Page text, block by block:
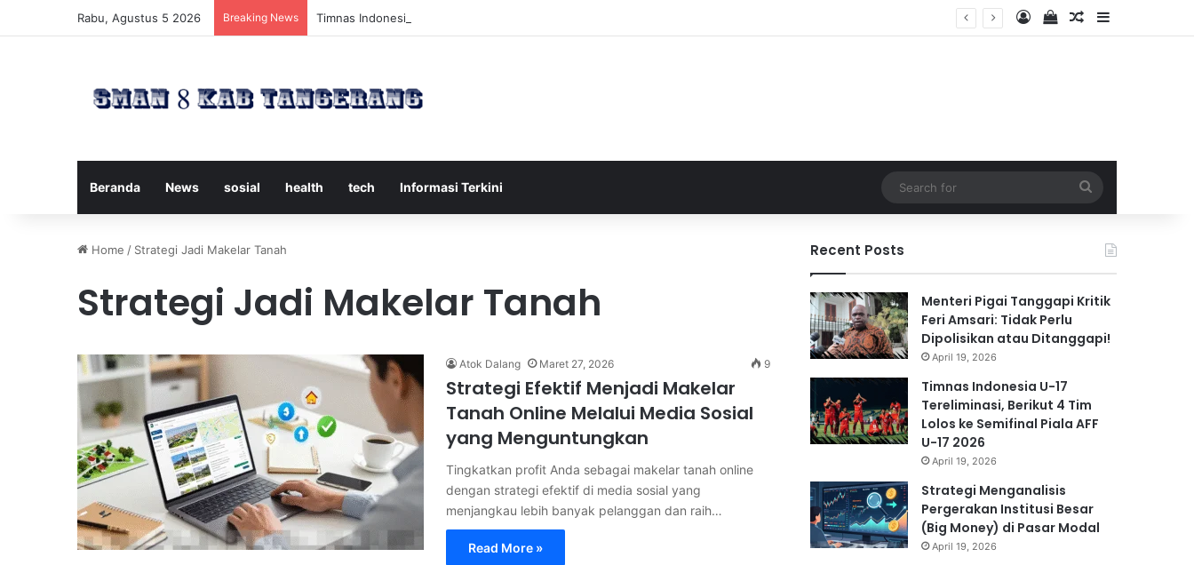
Rabu, Agustus 5 2026 Breaking News Timnas Indonesia U-17 Tereliminasi, Berikut 4 Tim Lolos ke Semifinal Piala AFF U-17 2026 Log InView your
Random Article
Sidebar
Beranda News sosial health tech Informasi Terkini
for
Home / Strategi Jadi Makelar Tanah
Strategi Jadi Makelar Tanah
Atok Dalang Maret 27, 2026 9
Strategi Efektif Menjadi Makelar
Tanah Online Melalui Media Sosial
yang Menguntungkan
Tingkatkan profit Anda sebagai makelar tanah online
dengan strategi efektif di media sosial yang
menjangkau lebih banyak pelanggan dan raih…
Read More »
Recent Posts
Menteri Pigai Tanggapi Kritik
Feri Amsari: Tidak Perlu
Dipolisikan atau Ditanggapi!
April 19, 2026
Timnas Indonesia U-17
Tereliminasi, Berikut 4 Tim
Lolos ke Semifinal Piala AFF
U-17 2026
April 19, 2026
Strategi Menganalisis
Pergerakan Institusi Besar
(Big Money) di Pasar Modal
April 19, 2026